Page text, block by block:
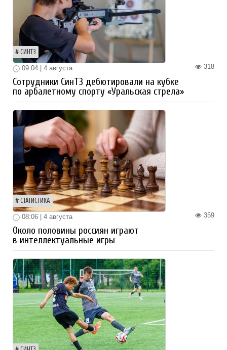
СИНТЗ
318
09:04 | 4 августа
Сотрудники СинТЗ дебютировали на кубке
по арбалетному спорту «Уральская стрела»
СТАТИСТИКА
359
08:06 | 4 августа
Около половины россиян играют
в интеллектуальные игры